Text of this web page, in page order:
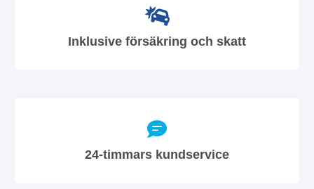
Inklusive försäkring och skatt
24-timmars kundservice